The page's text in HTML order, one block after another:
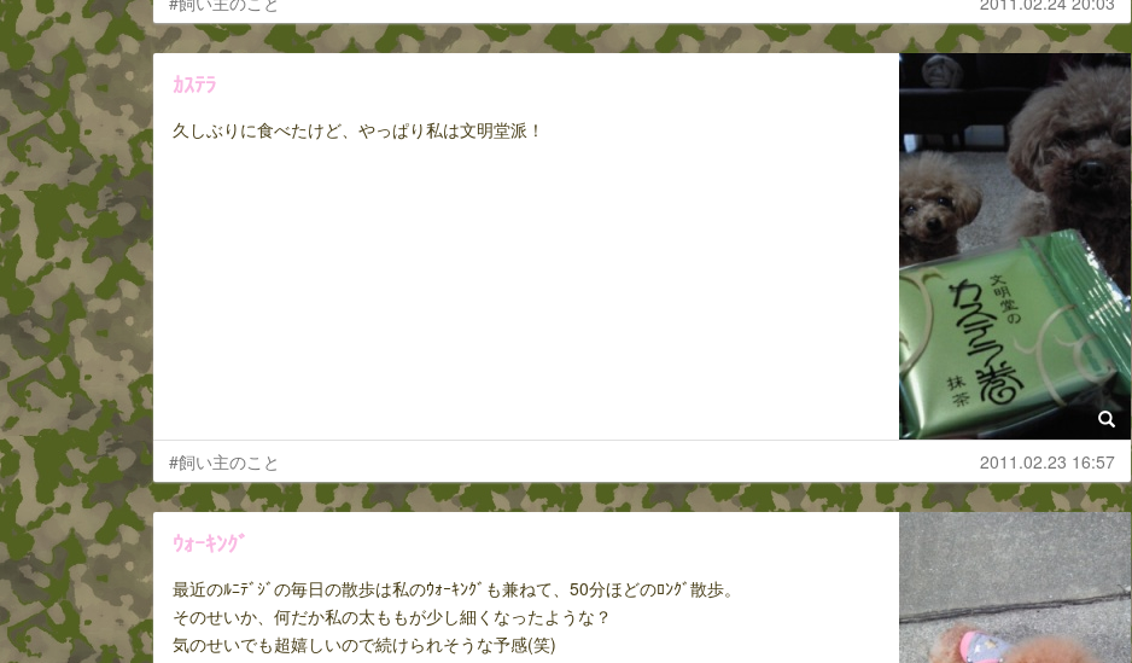
ｶｽﾃﾗ
久しぶりに食べたけど、やっぱり私は文明堂派！
#飼い主のこと 2011.02.23 16:57
ｳｫｰｷﾝｸﾞ
最近のﾙﾆﾃﾞｼﾞの毎日の散歩は私のｳｫｰｷﾝｸﾞも兼ねて、50分ほどのﾛﾝｸﾞ散歩。
そのせいか、何だか私の太ももが少し細くなったような？
気のせいでも超嬉しいので続けられそうな予感(笑)